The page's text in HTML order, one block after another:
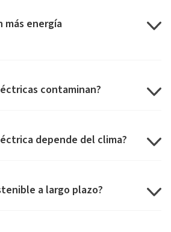
más energía
contaminan?
depende del clima?
a largo plazo?